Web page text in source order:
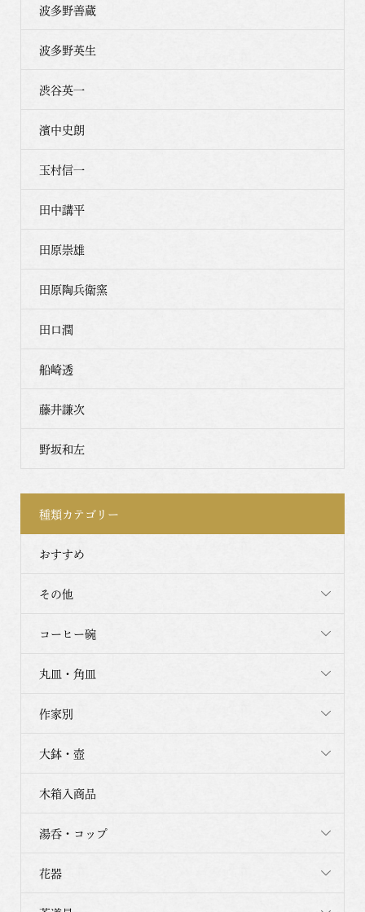
波多野善蔵
波多野英生
渋谷英一
濱中史朗
玉村信一
田中講平
田原崇雄
田原陶兵衛窯
田口潤
船崎透
藤井謙次
野坂和左
種類カテゴリー
おすすめ
その他
コーヒー碗
丸皿・角皿
作家別
大鉢・壺
木箱入商品
湯呑・コップ
花器